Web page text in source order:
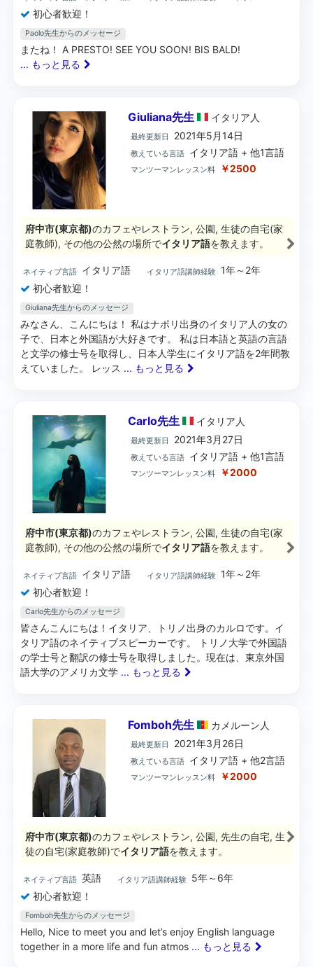
初心者歓迎！
Paolo先生からのメッセージ
またね！ A PRESTO! SEE YOU SOON! BIS BALD!
... もっと見る
Giuliana先生 イタリア 人
最終更新日 2021年5月14日
教えている言語 イタリア語 + 他1言語
マンツーマンレッスン料 ￥2500
府中市(東京都)のカフェやレストラン, 公園, 生徒の自宅(家
庭教師), その他の公然の場所でイタリア語を教えます。
ネイティブ言語 イタリア語 イタリア語講師経験 1年～2年
初心者歓迎！
Giuliana先生からのメッセージ
みなさん、こんにちは！ 私はナポリ出身のイタリア人の女の
子で、日本と外国語が大好きです。 私は日本語と英語の言語
と文学の修士号を取得し、日本人学生にイタリア語を2年間教
えていました。 レッス ... もっと見る
Carlo先生 イタリア 人
最終更新日 2021年3月27日
教えている言語 イタリア語 + 他1言語
マンツーマンレッスン料 ￥2000
府中市(東京都)のカフェやレストラン, 公園, 生徒の自宅(家
庭教師), その他の公然の場所でイタリア語を教えます。
ネイティブ言語 イタリア語 イタリア語講師経験 1年～2年
初心者歓迎！
Carlo先生からのメッセージ
皆さんこんにちは！イタリア、トリノ出身のカルロです。イ
タリア語のネイティブスピーカーです。 トリノ大学で外国語
の学士号と翻訳の修士号を取得しました。現在は、東京外国
語大学のアメリカ文学 ... もっと見る
Fomboh先生 カメルーン 人
最終更新日 2021年3月26日
教えている言語 イタリア語 + 他2言語
マンツーマンレッスン料 ￥2000
府中市(東京都)のカフェやレストラン, 公園, 先生の自宅, 生
徒の自宅(家庭教師)でイタリア語を教えます。
ネイティブ言語 英語 イタリア語講師経験
5年～6年
初心者歓迎！
Fomboh先生からのメッセージ
Hello, Nice to meet you and let’s enjoy English language
together in a more life and fun atmos ... もっと見る